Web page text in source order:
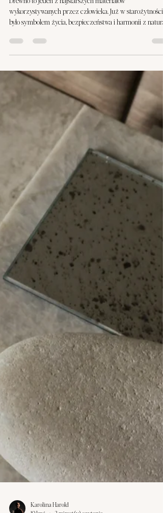
Karolina Harold
16 kwi
2 minut(y) czytania
naturalne ciepło i
ponadczasowa
Drewno to jeden z najstarszych materiałów
wykorzystywanych przez człowieka. Już w starożytności
było symbolem życia, bezpieczeństwa i harmonii z naturą.
W kulturach na całym świecie wykorzystywano je nie
jako materiał konstrukcyjny, ale również jako element
budujący atmosferę przestrzeni.